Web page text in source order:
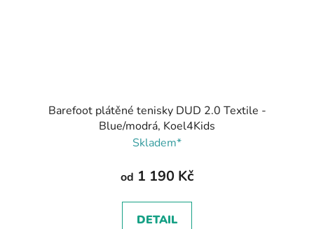
Barefoot plátěné tenisky DUD 2.0 Textile -
Blue/modrá, Koel4Kids
Skladem*
od 1 190 Kč
DETAIL